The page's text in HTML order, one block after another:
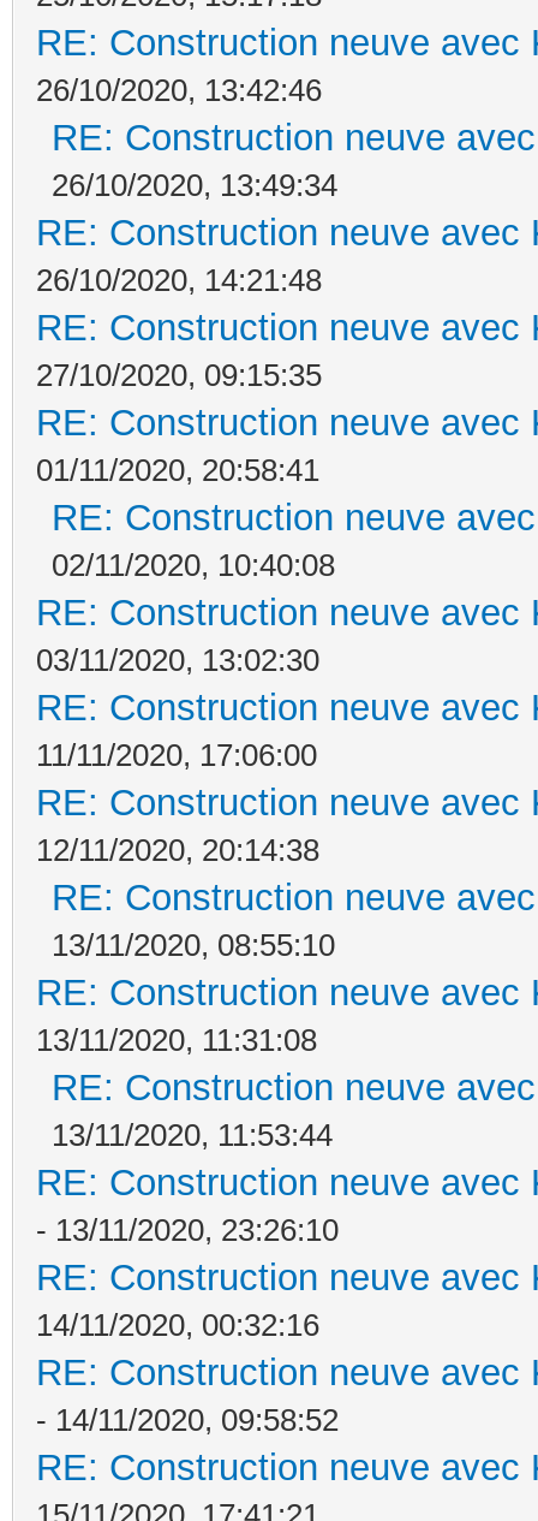
RE: Construction neuve avec
26/10/2020, 13:42:46
RE: Construction neuve
26/10/2020, 13:49:34
RE: Construction neuve avec
26/10/2020, 14:21:48
RE: Construction neuve avec
27/10/2020, 09:15:35
RE: Construction neuve avec
01/11/2020, 20:58:41
RE: Construction neuve
02/11/2020, 10:40:08
RE: Construction neuve avec
03/11/2020, 13:02:30
RE: Construction neuve avec
11/11/2020, 17:06:00
RE: Construction neuve avec
12/11/2020, 20:14:38
RE: Construction neuve
13/11/2020, 08:55:10
RE: Construction neuve avec
13/11/2020, 11:31:08
RE: Construction neuve
13/11/2020, 11:53:44
RE: Construction neuve avec
- 13/11/2020, 23:26:10
RE: Construction neuve avec
14/11/2020, 00:32:16
RE: Construction neuve avec
- 14/11/2020, 09:58:52
RE: Construction neuve avec